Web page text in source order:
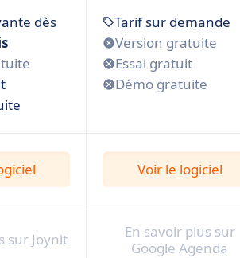
dès
Tarif sur demande
Version gratuite
Essai gratuit
Démo gratuite
Voir le logiciel
sur Joynit
En savoir plus sur
Google Agenda